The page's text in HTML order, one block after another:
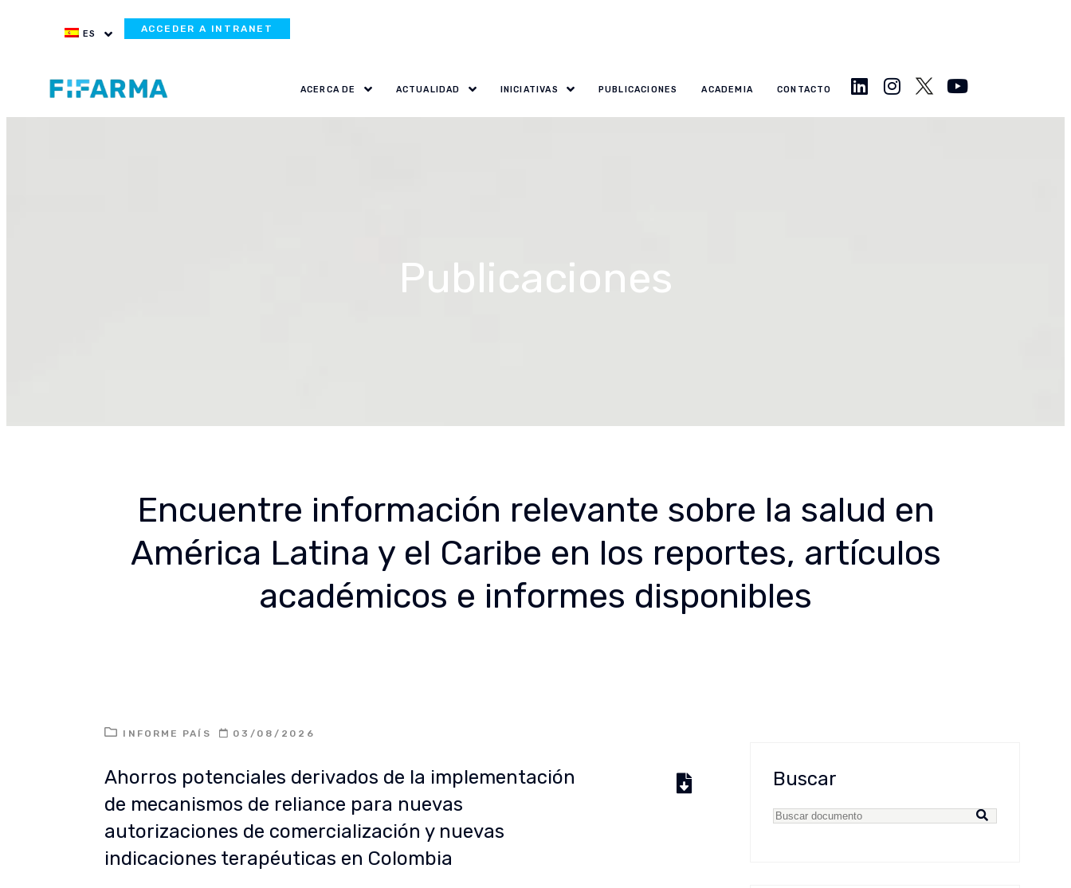
ES ACCEDER A INTRANET
ACERCA DE ACTUALIDAD INICIATIVAS PUBLICACIONES ACADEMIA CONTACTO
Publicaciones
Encuentre información relevante sobre la salud en
América Latina y el Caribe en los reportes, artículos
académicos e informes disponibles
INFORME PAÍS 03/08/2026
Ahorros potenciales derivados de la implementación
de mecanismos de reliance para nuevas
autorizaciones de comercialización y nuevas
indicaciones terapéuticas en Colombia
Buscar